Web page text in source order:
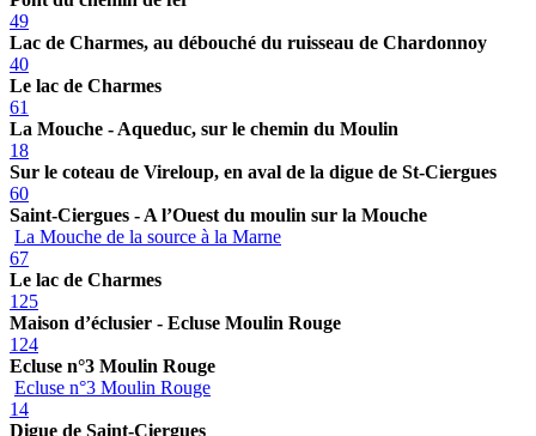
49
Lac de Charmes, au débouché du ruisseau de Chardonnoy
40
Le lac de Charmes
61
La Mouche - Aqueduc, sur le chemin du Moulin
18
Sur le coteau de Vireloup, en aval de la digue de St-Ciergues
60
Saint-Ciergues - A l’Ouest du moulin sur la Mouche
La Mouche de la source à la Marne
67
Le lac de Charmes
125
Maison d’éclusier - Ecluse Moulin Rouge
124
Ecluse n°3 Moulin Rouge
Ecluse n°3 Moulin Rouge
14
Digue de Saint-Ciergues